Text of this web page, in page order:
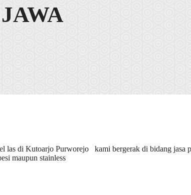
las di Kutoarjo Purworejo kami bergerak di bidang jasa
maupun stainless